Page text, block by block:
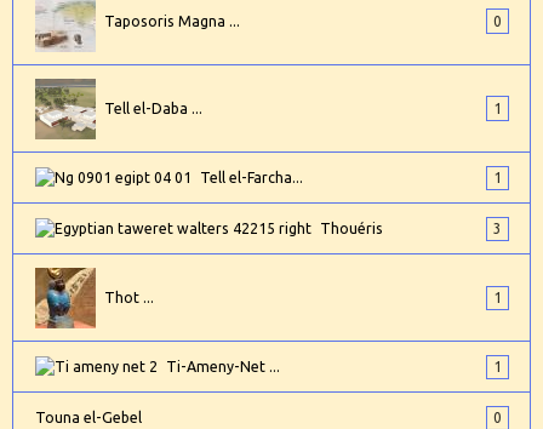
Taposoris Magna ... 0
Tell el-Daba ... 1
Tell el-Farcha... 1
Thouéris 3
Thot ... 1
Ti-Ameny-Net ... 1
Touna el-Gebel 0